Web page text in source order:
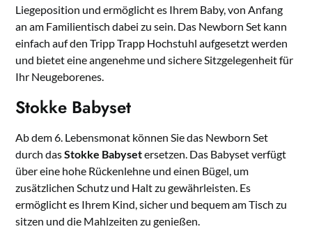
Liegeposition und ermöglicht es Ihrem Baby, von Anfang
an am Familientisch dabei zu sein. Das Newborn Set kann
einfach auf den Tripp Trapp Hochstuhl aufgesetzt werden
und bietet eine angenehme und sichere Sitzgelegenheit für
Ihr Neugeborenes.
Stokke Babyset
Ab dem 6. Lebensmonat können Sie das Newborn Set
durch dasStokke Babysetersetzen. Das Babyset verfügt
über eine hohe Rückenlehne und einen Bügel, um
zusätzlichen Schutz und Halt zu gewährleisten. Es
ermöglicht es Ihrem Kind, sicher und bequem am Tisch zu
sitzen und die Mahlzeiten zu genießen.